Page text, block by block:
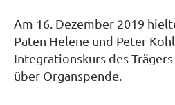
Am 16. Dezember 2019
Paten Helene und Peter
Integrationskurs des
über Organspende.